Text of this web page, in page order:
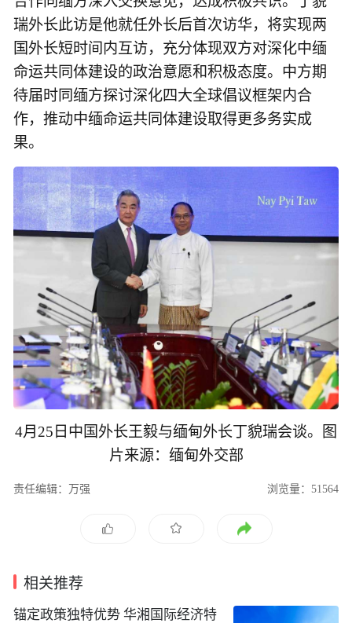
瑞外长此访是他就任外长后首次访华，将实现两
国外长短时间内互访，充分体现双方对深化中缅
命运共同体建设的政治意愿和积极态度。中方期
待届时同缅方探讨深化四大全球倡议框架内合
作，推动中缅命运共同体建设取得更多务实成
果。
4月25日中国外长王毅与缅甸外长丁貌瑞会谈。图
片来源：缅甸外交部
责任编辑：万强 浏览量：51564
相关推荐
锚定政策独特优势 华湘国际经济特